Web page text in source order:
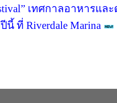
เทศกาลอาหารแ
ที่ Riverdale Marina